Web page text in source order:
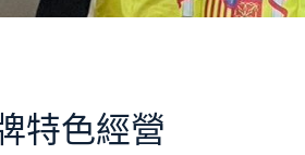
特色經營